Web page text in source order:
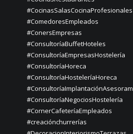
#CocinasSalasCocinaProfesionales
#ComedoresEmpleados
#ConersEmpresas
#ConsultoríaBuffetHoteles
#ConsultoríaEmpresasHostelería
#ConsultoríaHoreca
#ConsultoríaHosteleríaHoreca
#ConsultoríaNegociosHostelería
#CornerCafeteríaEmpleados
#creaciónchurrerías